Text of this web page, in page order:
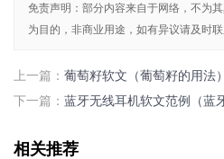
免责声明：部分内容来自于网络，不为
为目的，非商业用途，如有异议请及时联
上一篇： 葡萄籽软文（葡萄籽的用法）
下一篇： 蓝牙无线耳机软文范例（蓝
相关推荐